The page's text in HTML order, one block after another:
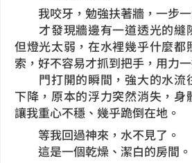
我咬牙，勉強扶著牆，一步一
才發現牆邊有一道透光的縫
但燈光太弱，在水裡幾乎什麼都
索，好不容易才抓到把手，用力一
門打開的瞬間，強大的水流
下降，原本的浮力突然消失，身
讓我重心不穩、幾乎跪倒在地。
等我回過神來，水不見了。
這是一個乾燥、潔白的房間。